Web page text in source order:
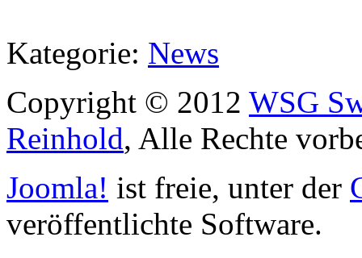
Kategorie: News
Copyright © 2012 WSG
Reinhold, Alle Rechte
Joomla! ist freie, unter der
veröffentlichte Software.